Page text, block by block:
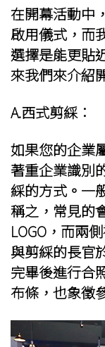
在開幕活動中
啟用儀式，而
選擇是能更貼
來我們來介紹
A.西式剪綵：
如果您的企業
著重企業識別
綵的方式。一
稱之，常見的
LOGO，而兩
與剪綵的長官
完畢後進行合
布條，也象徵